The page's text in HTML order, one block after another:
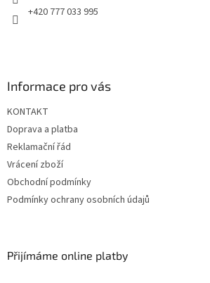
+420 777 033 995
Informace pro vás
KONTAKT
Doprava a platba
Reklamační řád
Vrácení zboží
Obchodní podmínky
Podmínky ochrany osobních údajů
Přijímáme online platby